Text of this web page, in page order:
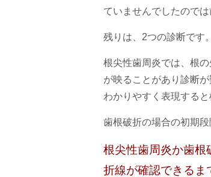
ていませんでしたのでは
残りは、2つの診断です。
根尖性歯周炎では、根
が映ることがあり診断
わかりやすく表現する
歯根破折の場合の初期
根尖性歯周炎か歯根
折線が確認できるま